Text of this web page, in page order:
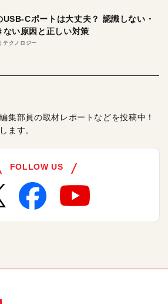
USB-Cポートは大丈夫？ 認識しない・
ない原因と正しい対策
テクノロジー
集部員の取材レポートなどを投稿中！
ます。
FOLLOW US